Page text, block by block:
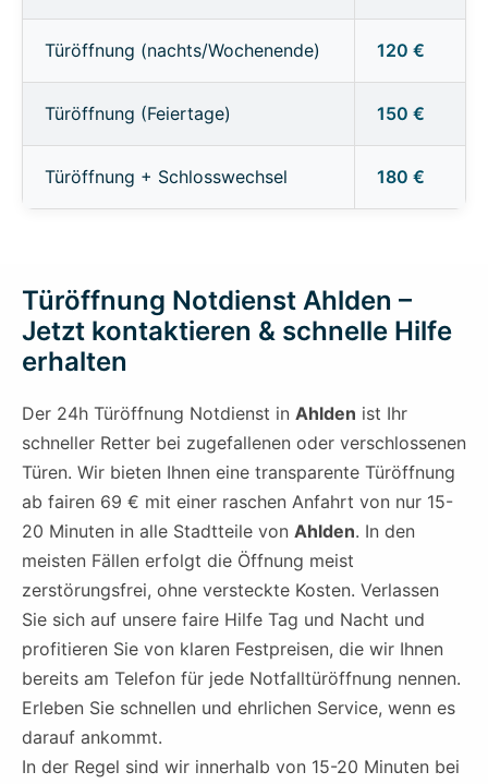
Türöffnung (nachts/Wochenende) 120 €
Türöffnung (Feiertage) 150 €
Türöffnung + Schlosswechsel 180 €
Türöffnung Notdienst Ahlden –
Jetzt kontaktieren & schnelle Hilfe
erhalten
Der 24h Türöffnung Notdienst in Ahlden ist Ihr
schneller Retter bei zugefallenen oder verschlossenen
Türen. Wir bieten Ihnen eine transparente Türöffnung
ab fairen 69 € mit einer raschen Anfahrt von nur 15-
20 Minuten in alle Stadtteile von Ahlden. In den
meisten Fällen erfolgt die Öffnung meist
zerstörungsfrei, ohne versteckte Kosten. Verlassen
Sie sich auf unsere faire Hilfe Tag und Nacht und
profitieren Sie von klaren Festpreisen, die wir Ihnen
bereits am Telefon für jede Notfalltüröffnung nennen.
Erleben Sie schnellen und ehrlichen Service, wenn es
darauf ankommt.
In der Regel sind wir innerhalb von 15-20 Minuten bei